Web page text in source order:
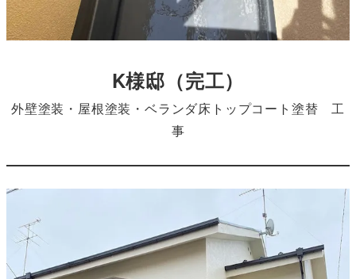
K様邸 （完工）
外壁塗装・屋根塗装・ベランダ床トップコート塗替 工
事